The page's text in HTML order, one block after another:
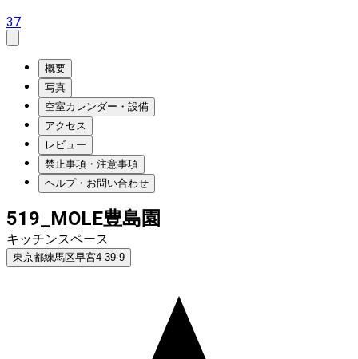
37
概要
写真
空室カレンダー・設備
アクセス
レビュー
禁止事項・注意事項
ヘルプ・お問い合わせ
519_MOLE豊島園
キッチンスペース
東京都練馬区早宮4-39-9